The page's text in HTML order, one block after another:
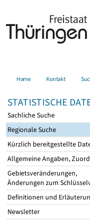
Home Kontakt
STATISTISCHE
Sachliche Suche
Regionale Suche
Kürzlich bereitgestellte
Allgemeine Angaben,
Gebietsveränderungen,
Änderungen zum
Definitionen und
Newsletter